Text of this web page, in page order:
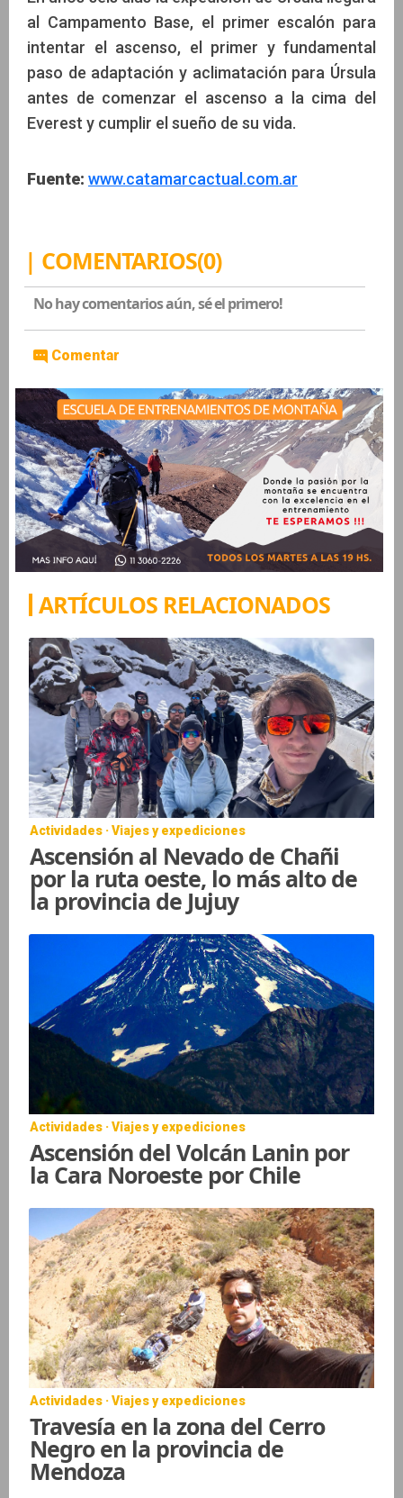
al Campamento Base, el primer escalón para
intentar el ascenso, el primer y fundamental
paso de adaptación y aclimatación para Úrsula
antes de comenzar el ascenso a la cima del
Everest y cumplir el sueño de su vida.
Fuente: www.catamarcactual.com.ar
| COMENTARIOS(0)
No hay comentarios aún, sé el primero!
Comentar
ARTÍCULOS RELACIONADOS
Actividades · Viajes y expediciones
Ascensión al Nevado de Chañi
por la ruta oeste, lo más alto de
la provincia de Jujuy
Actividades · Viajes y expediciones
Ascensión del Volcán Lanin por
la Cara Noroeste por Chile
Actividades · Viajes y expediciones
Travesía en la zona del Cerro
Negro en la provincia de
Mendoza